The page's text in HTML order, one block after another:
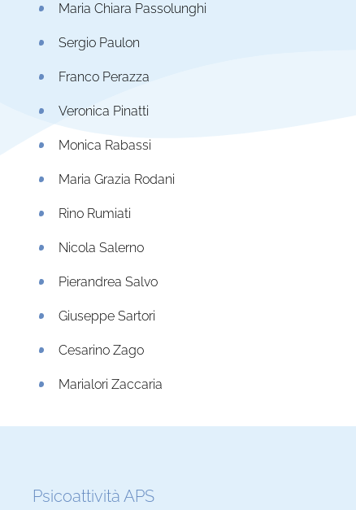
Maria Chiara Passolunghi
Sergio Paulon
Franco Perazza
Veronica Pinatti
Monica Rabassi
Maria Grazia Rodani
Rino Rumiati
Nicola Salerno
Pierandrea Salvo
Giuseppe Sartori
Cesarino Zago
Marialori Zaccaria
Psicoattività APS